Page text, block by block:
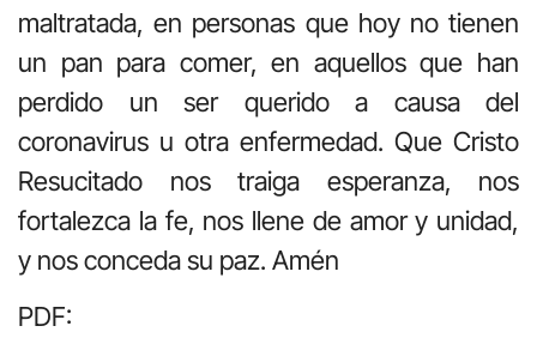
maltratada, en personas que hoy no tienen
un pan para comer, en aquellos que han
perdido un ser querido a causa del
coronavirus u otra enfermedad. Que Cristo
Resucitado nos traiga esperanza, nos
fortalezca la fe, nos llene de amor y unidad,
y nos conceda su paz. Amén
PDF: